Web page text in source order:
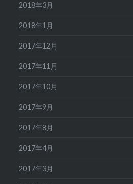
2018年3月
2018年1月
2017年12月
2017年11月
2017年10月
2017年9月
2017年8月
2017年4月
2017年3月